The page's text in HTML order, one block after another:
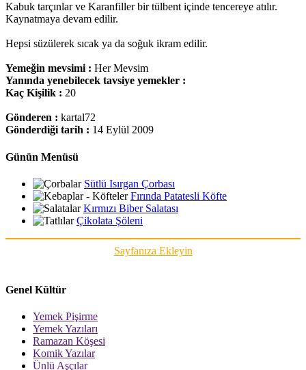
Kabuk tarçınlar ve Karanfiller bir tülbent içinde tencereye atılır.
Kaynatmaya devam edilir.
Hepsi süzülerek sıcak ya da soğuk ikram edilir.
Yemeğin mevsimi : Her Mevsim
Yanında yenebilecek tavsiye yemekler :
Kaç Kişilik : 20
Gönderen : kartal72
Gönderdiği tarih : 14 Eylül 2009
Günün Menüsü
Sütlü Isırgan Çorbası
Fırında Patatesli Köfte
Kırmızı Biber Salatası
Çikolata Şöleni
Sayfanıza Ekleyin
Genel Kültür
Yemek Pişirme
Yemek Yazıları
Ramazan Köşesi
Komik Yazılar
Ünlü Aşçılar